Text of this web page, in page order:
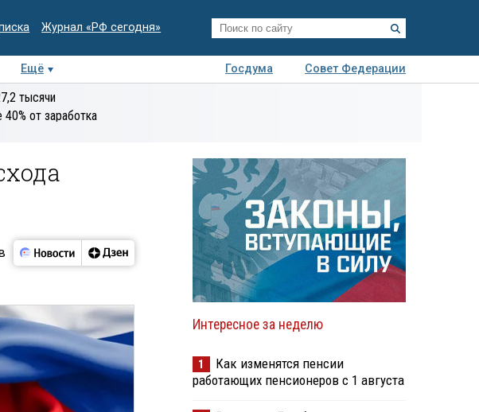
Журнал «РФ сегодня»
Ещё Госдума
Совет Федерации
тысячи
от заработка
Интересное за неделю
1
Как изменятся пенсии
работающих пенсионеров с 1 августа